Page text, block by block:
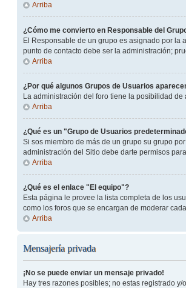
Arriba
¿Cómo me convierto en Responsable del
El Responsable de un grupo es asignado por la
punto de contacto debe ser la administración;
Arriba
¿Por qué algunos Grupos de Usuarios
La administración del foro tiene la posibilidad
Arriba
¿Qué es un "Grupo de Usuarios
Si sos miembro de más de un grupo su grupo
administración del Sitio debe darte permisos
Arriba
¿Qué es el enlace "El equipo"?
Esta página le provee la lista completa de los
como los foros que se encargan de moderar
Arriba
Mensajería privada
¡No se puede enviar un mensaje privado!
Hay tres razones posibles; no estas registrado